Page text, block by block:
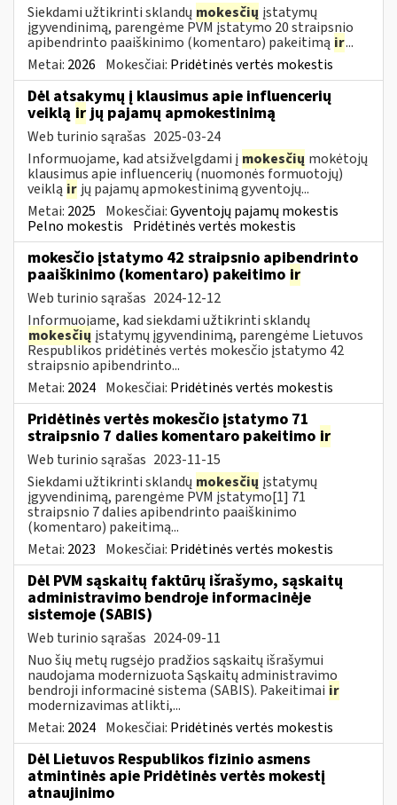
Siekdami užtikrinti sklandų mokesčių įstatymų
įgyvendinimą, parengėme PVM įstatymo 20 straipsnio
apibendrinto paaiškinimo (komentaro) pakeitimą ir...
Metai: 2026 Mokesčiai: Pridėtinės vertės mokestis
Dėl atsakymų į klausimus apie influencerių
veiklą irjų pajamų apmokestinimą
Web turinio sąrašas 2025-03-24
Informuojame, kad atsižvelgdami į mokesčių mokėtojų
klausimus apie influencerių (nuomonės formuotojų)
veiklą ir jų pajamų apmokestinimą gyventojų...
Metai: 2025 Mokesčiai:Gyventojų pajamų mokestis
Pelno mokestis Pridėtinės vertės mokestis
mokesčio įstatymo 42 straipsnio apibendrinto
paaiškinimo (komentaro) pakeitimo ir
Web turinio sąrašas 2024-12-12
Informuojame, kad siekdami užtikrinti sklandų
mokesčių įstatymų įgyvendinimą, parengėme Lietuvos
Respublikos pridėtinės vertės mokesčio įstatymo 42
straipsnio apibendrinto...
Metai: 2024 Mokesčiai: Pridėtinės vertės mokestis
Pridėtinės vertės mokesčio įstatymo 71
straipsnio 7 dalies komentaro pakeitimo ir
Web turinio sąrašas 2023-11-15
Siekdami užtikrinti sklandų mokesčių įstatymų
įgyvendinimą, parengėme PVM įstatymo[1] 71
straipsnio 7 dalies apibendrinto paaiškinimo
(komentaro) pakeitimą...
Metai: 2023 Mokesčiai: Pridėtinės vertės mokestis
Dėl PVM sąskaitų faktūrų išrašymo, sąskaitų
administravimo bendroje informacinėje
sistemoje (SABIS)
Web turinio sąrašas 2024-09-11
Nuo šių metų rugsėjo pradžios sąskaitų išrašymui
naudojama modernizuota Sąskaitų administravimo
bendroji informacinė sistema (SABIS). Pakeitimai ir
modernizavimas atlikti,...
Metai: 2024 Mokesčiai: Pridėtinės vertės mokestis
Dėl Lietuvos Respublikos fizinio asmens
atmintinės apie Pridėtinės vertės mokestį
atnaujinimo